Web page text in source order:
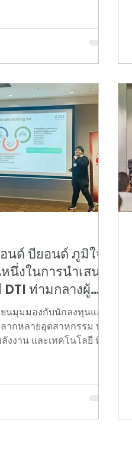
อมในการขยายฐาน
การสำนักงานนวัตกรรม
วมกับ นายวิชชุ เวชชา
ทูตไทย ณ กรุงโตเกียว ได้
ะธานเปิดโซน Thailand
นด์ บียอนด์ ภูมิใจที่
นึ่งในการนำเสนอ
ท่ามกลางผู้นำ
ดับโลก
นมุมมองกับนักลงทุนและ
กหลายอุตสาหกรรม ทั้ง
งงาน และเทคโนโลยี ที่
เทศญี่ปุ่น ไม่เพียงแต่